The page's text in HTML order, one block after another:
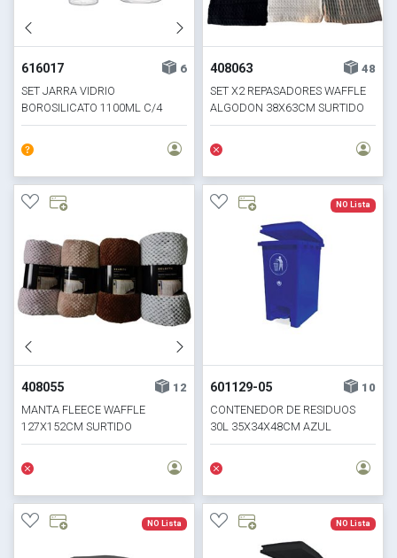
616017
6
SET JARRA VIDRIO
BOROSILICATO 1100ML C/4
VASOS 320ML
408063
48
SET X2 REPASADORES WAFFLE
ALGODON 38X63CM SURTIDO
408055
12
MANTA FLEECE WAFFLE
127X152CM SURTIDO
601129-05
10
CONTENEDOR DE RESIDUOS
30L 35X34X48CM AZUL
NO Lista
NO Lista NO Lista